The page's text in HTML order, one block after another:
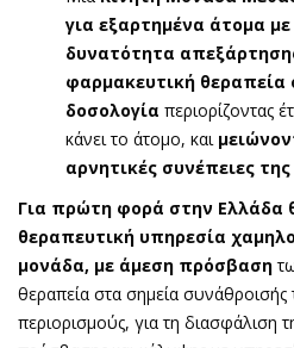
για εξαρτημένα άτομα
δυνατότητα
φαρμακευτική θεραπεία
δοσολογία περιορίζοντας
κάνει το άτομο, και
αρνητικές συνέπειες
Για πρώτη φορά στην Ελλάδα
θεραπευτική υπηρεσία
μονάδα, με άμεση πρόσβαση
θεραπεία στα σημεία
περιορισμούς, για τη διασφάλιση